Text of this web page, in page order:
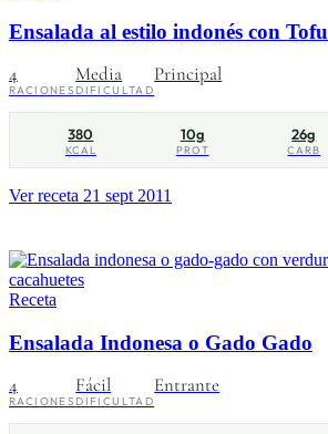
Ensalada al estilo indonés con Tofu
4
RACIONES
Media
DIFICULTAD
Principal
380
KCAL
10g
PROT
26g
CARB
Ver receta 21 sept 2011
Receta
Ensalada Indonesa o Gado Gado
4
RACIONES
Fácil
DIFICULTAD
Entrante